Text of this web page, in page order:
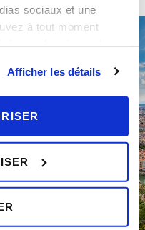
sociaux et une
à tout moment
Afficher les détails